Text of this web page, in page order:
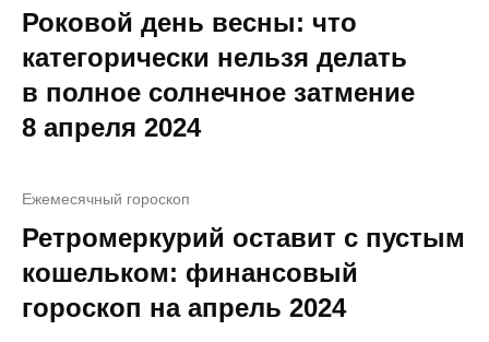
Роковой день весны: что
категорически нельзя делать
в полное солнечное затмение
8 апреля 2024
Ежемесячный гороскоп
Ретромеркурий оставит с пустым
кошельком: финансовый
гороскоп на апрель 2024